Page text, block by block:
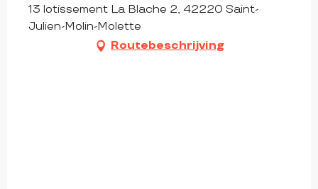
13 lotissement La Blache 2, 42220 Saint-
Julien-Molin-Molette
Routebeschrijving